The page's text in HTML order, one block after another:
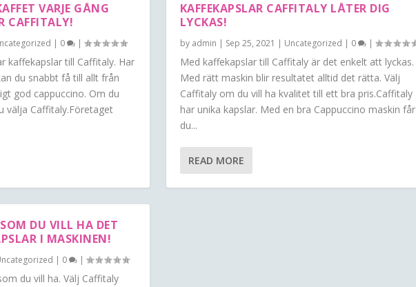
VARJE GÅNG
CAFFITALY!
| 0 |
kaffekapslar till Caffitaly. Har
du snabbt få till allt från
god cappuccino. Om du
välja Caffitaly.Företaget
DU VILL HA DET
I MASKINEN!
| 0 |
du vill ha. Välj Caffitaly
KAFFEKAPSLAR CAFFITALY LÅTER DIG
LYCKAS!
by admin | Sep 25, 2021 | Uncategorized | 0 |
Med kaffekapslar till Caffitaly är det enkelt att lyckas.
Med rätt maskin blir resultatet alltid det rätta. Välj
Caffitaly om du vill ha kvalitet till ett bra pris.Caffitaly
har unika kapslar. Med en bra Cappuccino maskin får
du...
READ MORE